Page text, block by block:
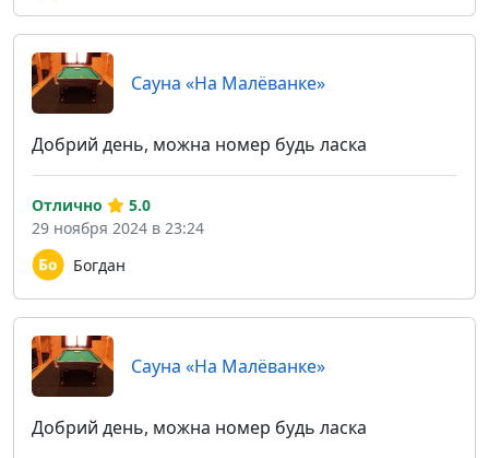
Сауна «На Малёванке»
Добрий день, можна номер будь ласка
Богдан
Отлично
5.0
29 ноября 2024 в 23:24
Сауна «На Малёванке»
Добрий день, можна номер будь ласка